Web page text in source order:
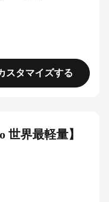
スタマイズする
界最軽量】